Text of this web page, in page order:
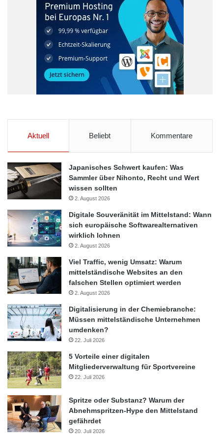
In der Schweiz ist die VZ Holding AG einer der renommiertesten
Finanzdienstleister. Das zur Holding gehörende VZ
Vermögenszentrum mit Sitz in Zürich widmet sich dabei ganz
der Vermögensberatung und Vermögensverwaltung von
Privatkunden. Hier finden Sie viele Informationen über das
Vermögenszentrum, die sich die Unabhängigkeit von Banken
und Versicherungen auf ihre Fahnen geschrieben hat.
Absicherung der Ausbildung Geldanlage
Vermögensberatung Vermögensbildung
Vermögensverwaltung
Aktuell Beliebt Kommentare
Japanisches Schwert kaufen: Was
Sammler über Nihonto, Recht und Wert
wissen sollten
2. August 2026
Digitale Souveränität im Mittelstand: Wann
sich europäische Softwarealternativen
wirklich lohnen
2. August 2026
Viel Traffic, wenig Umsatz: Warum
mittelständische Websites an den
falschen Stellen optimiert werden
2. August 2026
Digitalisierung in der Chemiebranche:
Müssen mittelständische Unternehmen
umdenken?
22. Juli 2026
5 Vorteile einer digitalen
Mitgliederverwaltung für Sportvereine
22. Juli 2026
Spritze oder Substanz? Warum der
Abnehmspritzen-Hype den Mittelstand
gefährdet
20. Juli 2026